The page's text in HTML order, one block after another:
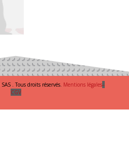
. Tous droits réservés. Mentions légales–
CGV